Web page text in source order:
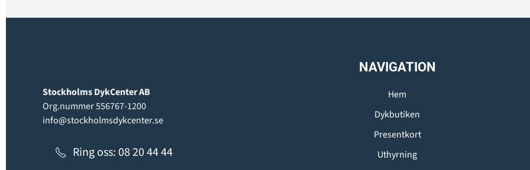
Stockholms DykCenter AB
Org.nummer 556767-1200
info@stockholmsdykcenter.se
Ring oss: 08 20 44 44
NAVIGATION
Hem
Dykbutiken
Presentkort
Uthyrning